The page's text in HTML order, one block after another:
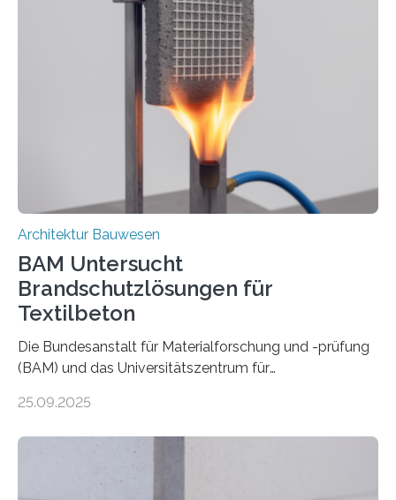
Architektur Bauwesen
BAM Untersucht
Brandschutzlösungen für
Textilbeton
Die Bundesanstalt für Materialforschung und -prüfung
(BAM) und das Universitätszentrum für
untersuchen in einem gemeinsamen Forschungsprojekt
Ziel ist es, die Einsatzmöglichkeiten dieses innovativen
25.09.2025